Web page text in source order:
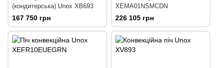
(кондитерська) Unox XB693
167 750 грн
XEMA01NSMCDN
226 105 грн